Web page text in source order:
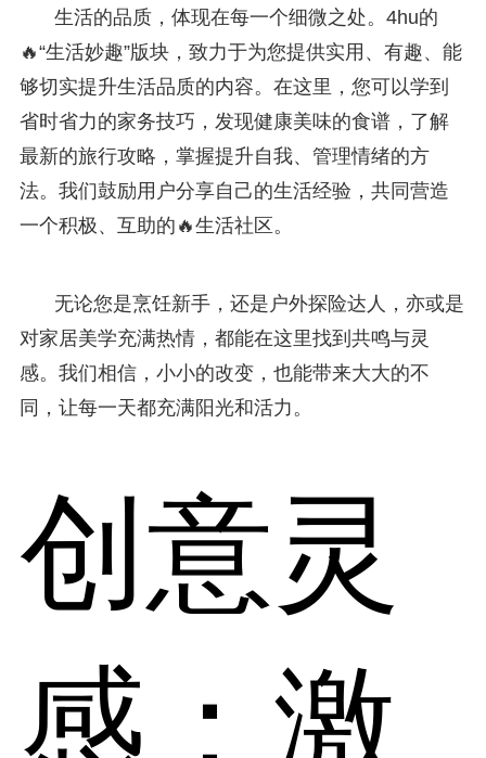
生活的品质，体现在每一个细微之处。4hu的
🔥“生活妙趣”版块，致力于为您提供实用、有趣、能
够切实提升生活品质的内容。在这里，您可以学到
省时省力的家务技巧，发现健康美味的食谱，了解
最新的旅行攻略，掌握提升自我、管理情绪的方
法。我们鼓励用户分享自己的生活经验，共同营造
一个积极、互助的🔥生活社区。
无论您是烹饪新手，还是户外探险达人，亦或是
对家居美学充满热情，都能在这里找到共鸣与灵
感。我们相信，小小的改变，也能带来大大的不
同，让每一天都充满阳光和活力。
创意灵
感：激